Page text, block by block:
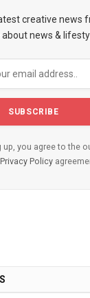
creative news
about news &
up, you agree to the
Privacy Policy